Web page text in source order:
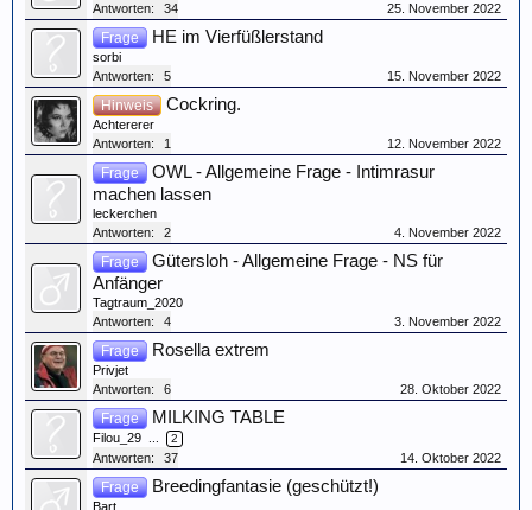
Antworten: 34 25. November 2022
Frage HE im Vierfüßlerstand
sorbi
Antworten:
5 15. November 2022
Hinweis Cockring.
Achtererer
Antworten:
1 12. November 2022
Frage
OWL - Allgemeine Frage - Intimrasur
machen lassen
leckerchen
Antworten:
2 4. November 2022
Frage
Gütersloh - Allgemeine Frage - NS für
Anfänger
Tagtraum_2020
Antworten:
4 3. November 2022
Frage Rosella extrem
Privjet
Antworten:
6 28. Oktober 2022
Frage MILKING TABLE
Filou_29 ... 2
Antworten: 37 14. Oktober 2022
Frage Breedingfantasie (geschützt!)
Bart